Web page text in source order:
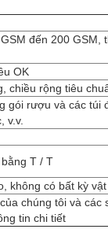
đến 200 GSM,
OK
chiều rộng tiêu
rượu và các túi
v.v.
T / T
không có bất kỳ
chúng tôi và các
tin chi tiết